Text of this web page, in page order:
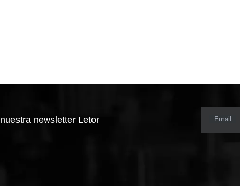
nuestra newsletter Letor Email